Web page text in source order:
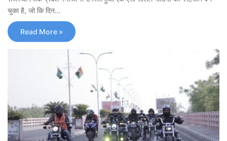
चुका है, जो कि दिन…
Read More »